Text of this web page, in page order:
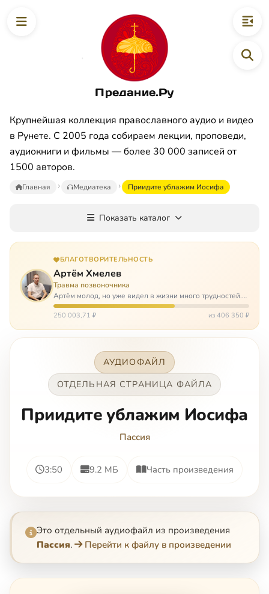
Предание.Ру
Крупнейшая коллекция православного аудио и видео
в Рунете. С 2005 года собираем лекции, проповеди,
аудиокниги и фильмы — более 30 000 записей от
1500 авторов.
Главная Медиатека Приидите ублажим Иосифа
Показать каталог
БЛАГОТВОРИТЕЛЬНОСТЬ
Артём Хмелев
Травма позвоночника
Артём молод, но уже видел в жизни много трудностей.
Он сирота, привык заботится о себе сам, но, когда
случилось несчастье, и он был парализован – остался на
250 003,71 ₽ из 406 350 ₽
АУДИОФАЙЛ
ОТДЕЛЬНАЯ СТРАНИЦА ФАЙЛА
Приидите ублажим Иосифа
Пассия
3:50 9.2 МБ Часть произведения
Это отдельный аудиофайл из произведения
Пассия. Перейти к файлу в произведении